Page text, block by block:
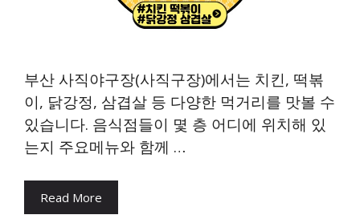
부산 사직야구장(사직구장)에서는 치킨, 떡볶
이, 닭강정, 삼겹살 등 다양한 먹거리를 맛볼 수
있습니다. 음식점들이 몇 층 어디에 위치해 있
는지 주요메뉴와 함께 …
Read More